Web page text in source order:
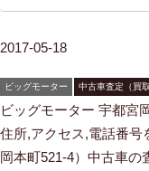
2017-05-18
ビッグモーター 中古車査定（買
ビッグモーター 宇都宮
住所,アクセス,電話番号
岡本町521-4）中古車